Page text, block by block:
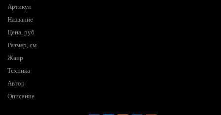
Артикул
Название
Цена, руб
Размер, см
Жанр
Техника
Автор
Описание